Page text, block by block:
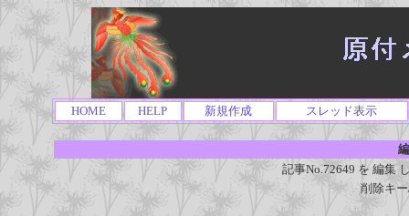
HOME HELP 新規作成 スレッド表示
記事No.72649 を 編集
削除キ